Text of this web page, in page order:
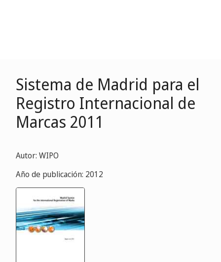
Sistema de Madrid para el
Registro Internacional de
Marcas 2011
Autor: WIPO
Año de publicación: 2012